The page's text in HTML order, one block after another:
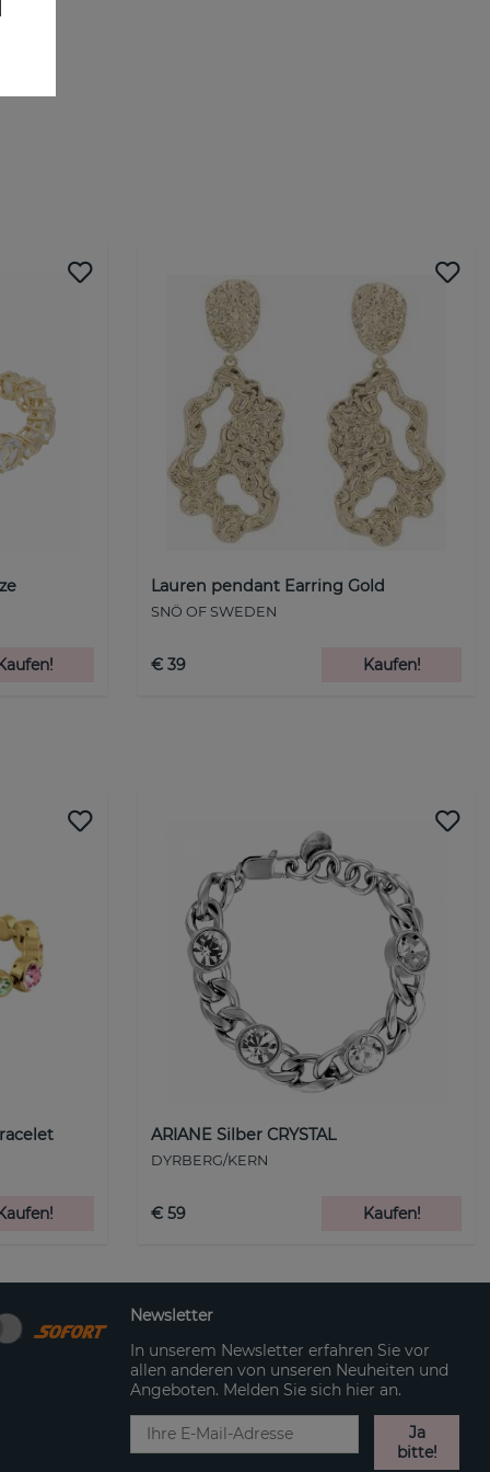
Lauren pendant Earring Gold
SNÖ OF SWEDEN
€ 39 Kaufen!
ARIANE Silber CRYSTAL
DYRBERG/KERN
€ 59 Kaufen!
Newsletter
In unserem Newsletter erfahren Sie vor
allen anderen von unseren Neuheiten und
Angeboten. Melden Sie sich hier an.
Ja
bitte!